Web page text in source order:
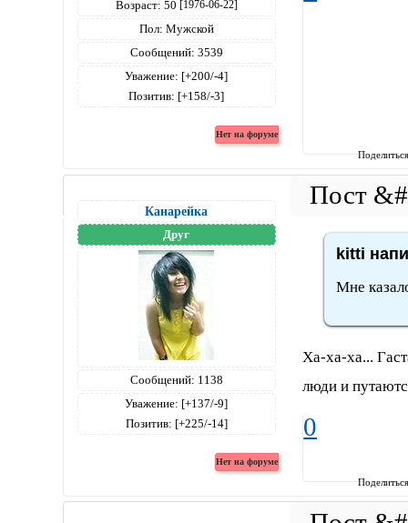
Возраст: 50 [1976-06-22]
Пол: Мужской
Сообщений: 3539
Уважение: [+200/-4]
Позитив: [+158/-3]
Канарейка
Друг
Сообщений: 1138
Уважение: [+137/-9]
Позитив: [+225/-14]
kitti
Мне
Ха-ха-ха...
люди и
0